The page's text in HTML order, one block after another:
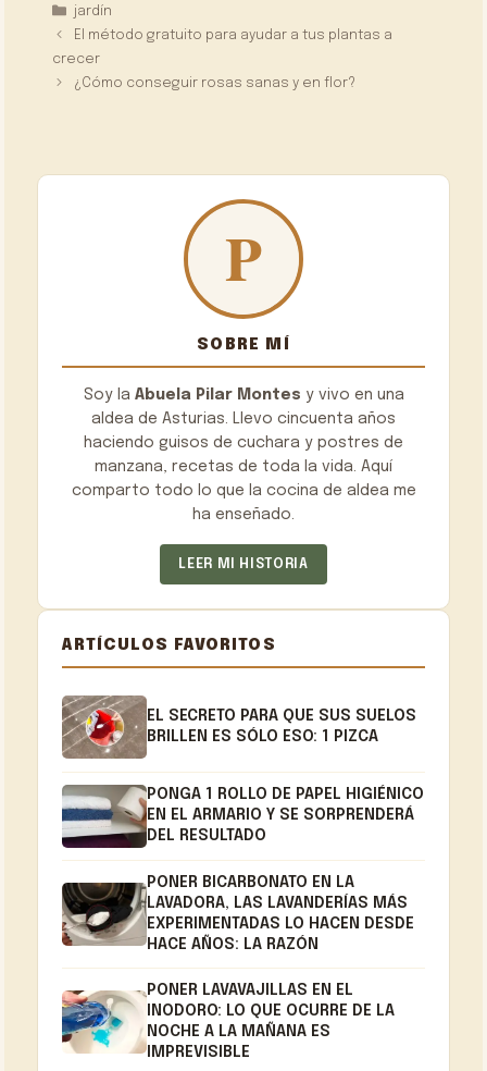
Categorías
jardín
El método gratuito para ayudar a tus plantas a
crecer
¿Cómo conseguir rosas sanas y en flor?
SOBRE MÍ
Soy la Abuela Pilar Montes y vivo en una
aldea de Asturias. Llevo cincuenta años
haciendo guisos de cuchara y postres de
manzana, recetas de toda la vida. Aquí
comparto todo lo que la cocina de aldea me
ha enseñado.
LEER MI HISTORIA
ARTÍCULOS FAVORITOS
EL SECRETO PARA QUE SUS SUELOS
BRILLEN ES SÓLO ESO: 1 PIZCA
PONGA 1 ROLLO DE PAPEL HIGIÉNICO
EN EL ARMARIO Y SE SORPRENDERÁ
DEL RESULTADO
PONER BICARBONATO EN LA
LAVADORA, LAS LAVANDERÍAS MÁS
EXPERIMENTADAS LO HACEN DESDE
HACE AÑOS: LA RAZÓN
PONER LAVAVAJILLAS EN EL
INODORO: LO QUE OCURRE DE LA
NOCHE A LA MAÑANA ES
IMPREVISIBLE